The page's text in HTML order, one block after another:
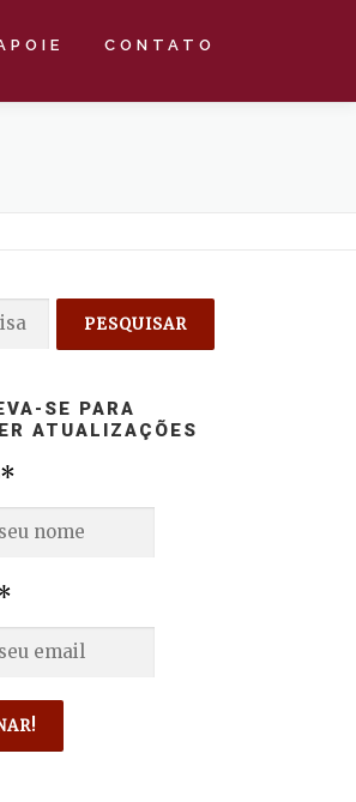
CONTATO
SE PARA
ATUALIZAÇÕES